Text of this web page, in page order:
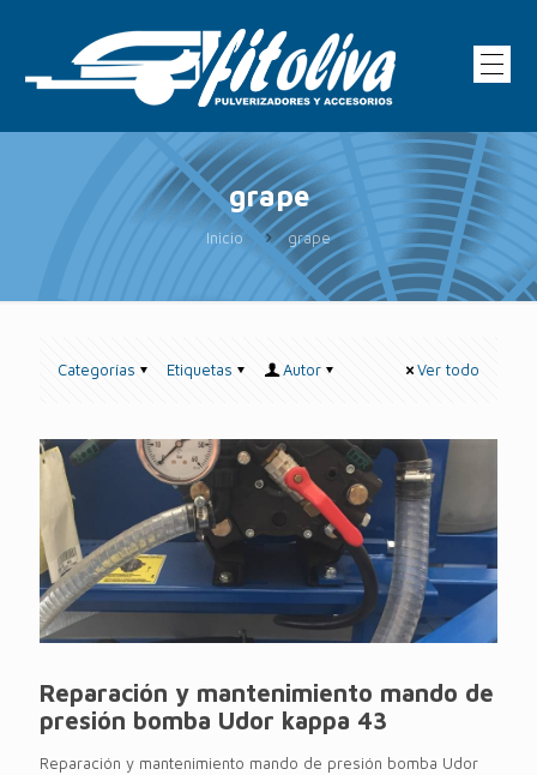
grape
Inicio grape
Categorías Etiquetas Autor Ver todo
Reparación y mantenimiento mando de
presión bomba Udor kappa 43
Reparación y mantenimiento mando de presión bomba Udor